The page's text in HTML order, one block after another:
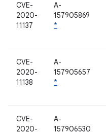
CVE-
2020-
11137
A-
157905869
*
CVE-
2020-
11138
A-
157905657
*
CVE-
2020-
A-
157906530